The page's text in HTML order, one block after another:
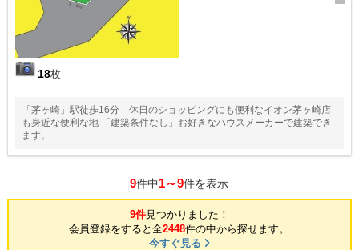
18枚
「茅ヶ崎」駅徒歩16分 休日のショッピングにも便利なイオン茅ヶ崎店
も身近な便利な地 「建築条件なし」お好きなハウスメーカーで建築でき
ます。
9件中1～9件を表示
9件見つかりました！
会員登録をすると全2448件の中から探せます。
今すぐ見る